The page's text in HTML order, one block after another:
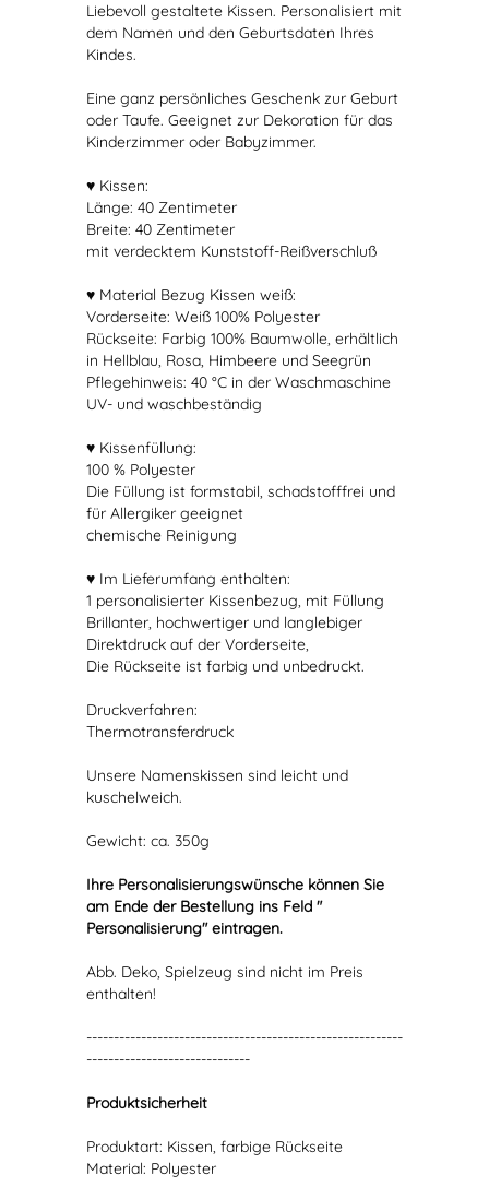
Liebevoll gestaltete Kissen. Personalisiert mit
dem Namen und den Geburtsdaten Ihres
Kindes.
Eine ganz persönliches Geschenk zur Geburt
oder Taufe. Geeignet zur Dekoration für das
Kinderzimmer oder Babyzimmer.
♥ Kissen:
Länge: 40 Zentimeter
Breite: 40 Zentimeter
mit verdecktem Kunststoff-Reißverschluß
♥ Material Bezug Kissen weiß:
Vorderseite: Weiß 100% Polyester
Rückseite: Farbig 100% Baumwolle, erhältlich
in Hellblau, Rosa, Himbeere und Seegrün
Pflegehinweis: 40 °C in der Waschmaschine
UV- und waschbeständig
♥ Kissenfüllung:
100 % Polyester
Die Füllung ist formstabil, schadstofffrei und
für Allergiker geeignet
chemische Reinigung
♥ Im Lieferumfang enthalten:
1 personalisierter Kissenbezug, mit Füllung
Brillanter, hochwertiger und langlebiger
Direktdruck auf der Vorderseite,
Die Rückseite ist farbig und unbedruckt.
Druckverfahren:
Thermotransferdruck
Unsere Namenskissen sind leicht und
kuschelweich.
Gewicht: ca. 350g
Ihre Personalisierungswünsche können Sie
am Ende der Bestellung ins Feld "
Personalisierung" eintragen.
Abb. Deko, Spielzeug sind nicht im Preis
enthalten!
----------------------------------------------------------
------------------------------
Produktsicherheit
Produktart: Kissen, farbige Rückseite
Material: Polyester